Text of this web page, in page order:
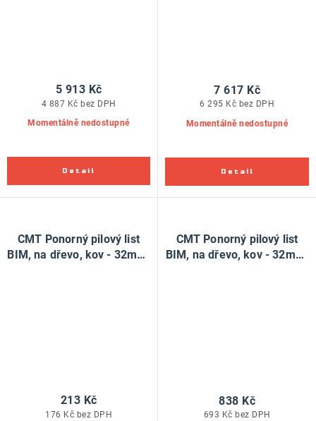
Momentálně nedostupné
4 887 Kč bez DPH
5 913 Kč
Momentálně nedostupné
6 295 Kč bez DPH
7 617 Kč
CMT Ponorný pilový list
BIM, na dřevo, kov - 32mm,
176 Kč bez DPH
213 Kč
CMT Ponorný pilový list
BIM, na dřevo, kov - 32mm,
693 Kč bez DPH
838 Kč